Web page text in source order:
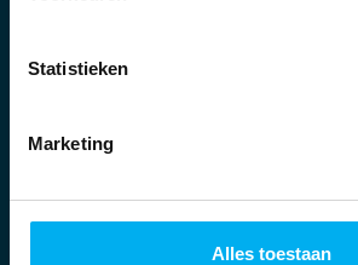
Statistieken
Marketing
Alles toestaan